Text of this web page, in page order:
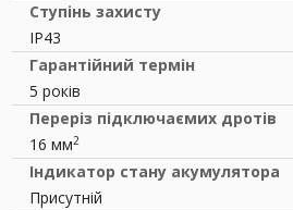
Ступінь захисту
IP43
Гарантійний термін
5 років
Переріз підключаємих дротів
16 мм2
Індикатор стану акумулятора
Присутній